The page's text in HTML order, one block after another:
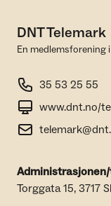
DNT Telemark
En medlemsforening
35 53 25 55
www.dnt.no/
Torggata 15, 3717